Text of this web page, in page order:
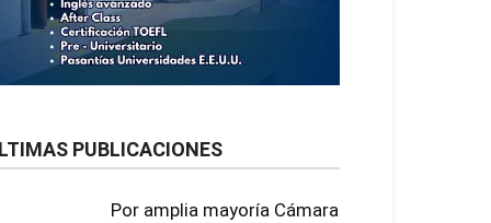
PUBLICACIONES
Por amplia mayoría Cámara